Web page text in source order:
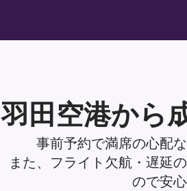
羽田空港から
事前予約で満席の心配
また、フライト欠航・遅延
ので安心